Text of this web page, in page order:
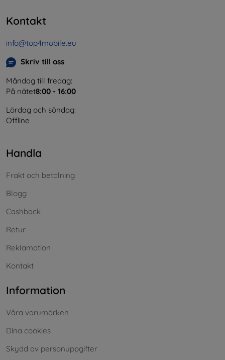
Kontakt
info@top4mobile.eu
Skriv till oss
Måndag till fredag:
På nätet8:00 - 16:00
Lördag och söndag:
Offline
Handla
Frakt och betalning
Blogg
Cashback
Retur
Reklamation
Kontakt
Information
Våra varumärken
Dina cookies
Skydd av personuppgifter